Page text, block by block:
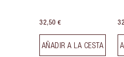
32,50 €
AÑADIR A LA CESTA